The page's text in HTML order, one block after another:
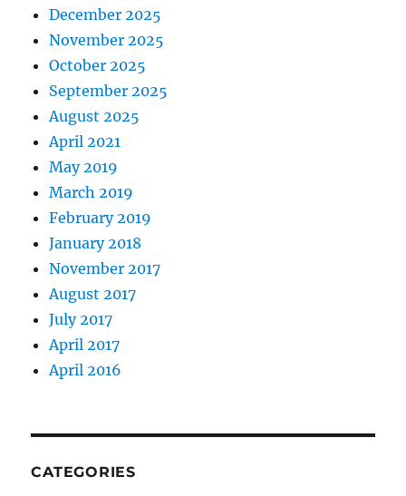
December 2025
November 2025
October 2025
September 2025
August 2025
April 2021
May 2019
March 2019
February 2019
January 2018
November 2017
August 2017
July 2017
April 2017
April 2016
CATEGORIES